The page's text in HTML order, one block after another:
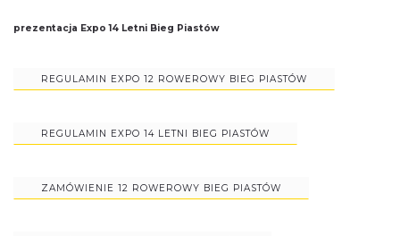
prezentacja Expo 14 Letni Bieg Piastów
REGULAMIN EXPO 12 ROWEROWY BIEG PIASTÓW
REGULAMIN EXPO 14 LETNI BIEG PIASTÓW
ZAMÓWIENIE 12 ROWEROWY BIEG PIASTÓW